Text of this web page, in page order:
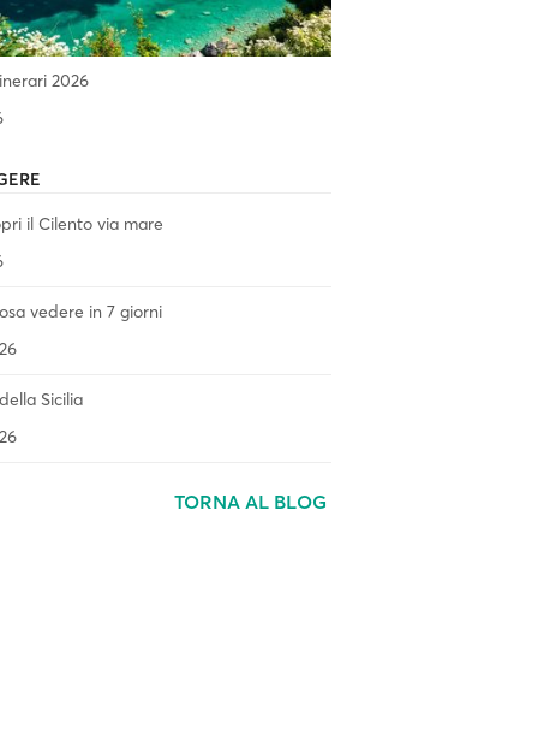
2026
il Cilento via mare
vedere in 7 giorni
Sicilia
TORNA AL BLOG